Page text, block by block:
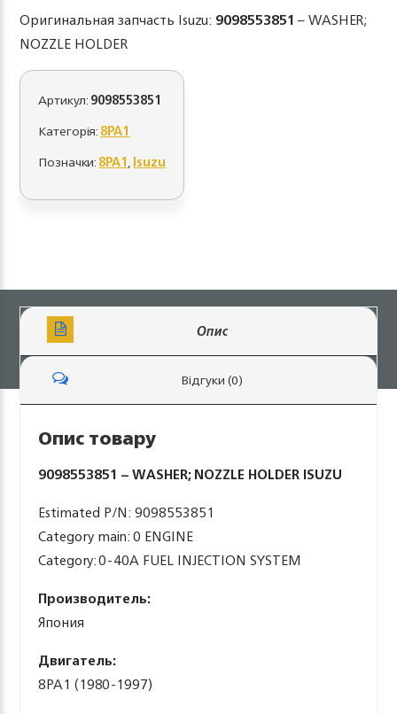
Оригинальная запчасть Isuzu: 9098553851– WASHER;
NOZZLE HOLDER
Артикул:9098553851
Категорія:8PA1
Позначки:8PA1,Isuzu
Опис
Відгуки (0)
Опис товару
9098553851 – WASHER; NOZZLE HOLDER ISUZU
Estimated P/N: 9098553851
Category main: 0 ENGINE
Category: 0-40A FUEL INJECTION SYSTEM
Производитель:
Япония
Двигатель:
8PA1 (1980-1997)